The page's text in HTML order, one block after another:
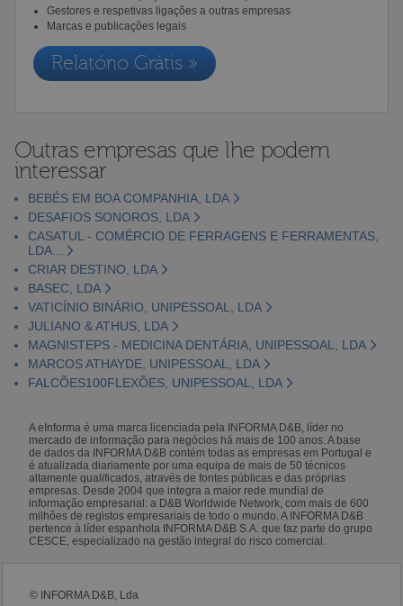
Gestores e respetivas ligações a outras empresas
Marcas e publicações legais
Relatório Grátis »
Outras empresas que lhe podem
interessar
BEBÉS EM BOA COMPANHIA, LDA
DESAFIOS SONOROS, LDA
CASATUL - COMÉRCIO DE FERRAGENS E FERRAMENTAS,
LDA...
CRIAR DESTINO, LDA
BASEC, LDA
VATICÍNIO BINÁRIO, UNIPESSOAL, LDA
JULIANO & ATHUS, LDA
MAGNISTEPS - MEDICINA DENTÁRIA, UNIPESSOAL, LDA
MARCOS ATHAYDE, UNIPESSOAL, LDA
FALCÕES100FLEXÕES, UNIPESSOAL, LDA
A eInforma é uma marca licenciada pela INFORMA D&B, líder no
mercado de informação para negócios há mais de 100 anos. A base
de dados da INFORMA D&B contém todas as empresas em Portugal e
é atualizada diariamente por uma equipa de mais de 50 técnicos
altamente qualificados, através de fontes públicas e das próprias
empresas. Desde 2004 que integra a maior rede mundial de
informação empresarial: a D&B Worldwide Network, com mais de 600
milhões de registos empresariais de todo o mundo. A INFORMA D&B
pertence à líder espanhola INFORMA D&B S.A. que faz parte do grupo
CESCE, especializado na gestão integral do risco comercial.
© INFORMA D&B, Lda